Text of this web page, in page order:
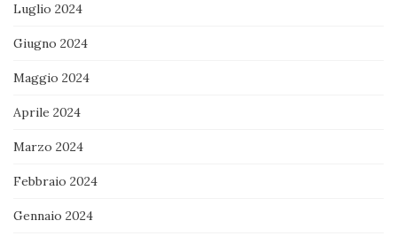
Luglio 2024
Giugno 2024
Maggio 2024
Aprile 2024
Marzo 2024
Febbraio 2024
Gennaio 2024